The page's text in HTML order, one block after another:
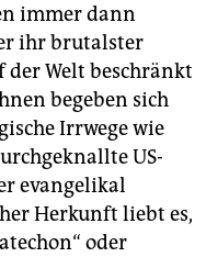
immer dann
ihr brutalster
Welt beschränkt
begeben sich
Irrwege wie
US-
evangelikal
Herkunft liebt es,
oder